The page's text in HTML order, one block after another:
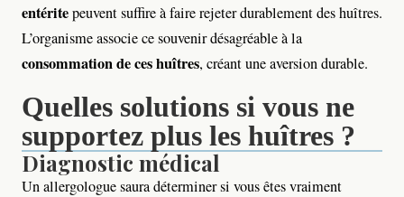
entéritepeuvent suffire à faire rejeter durablement des huîtres.
L’organisme associe ce souvenir désagréable à la
consommation de ces huîtres, créant une aversion durable.
Quelles solutions si vous ne
supportez plus les huîtres ?
Diagnostic médical
Un allergologue saura déterminer si vous êtes vraiment